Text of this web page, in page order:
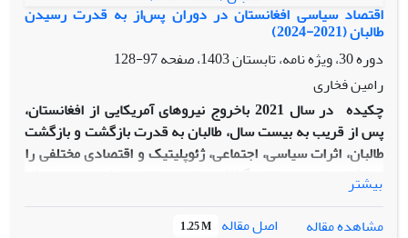
اقتصاد سیاسی افغانستان در دوران پس‌از به قدرت رسیدن
طالبان (2021-2024)
دوره 30، ویژه نامه، تابستان 1403، صفحه
97-128
رامین فخاری
چکیده در سال 2021 باخروج نیروهایآمریکایی از افغانستان،
پس‌از قریب به بیست سال، طالبان به قدرت بازگشت و بازگشت
طالبان، اثرات سیاسی، اجتماعی، ژئوپلیتیک و اقتصادی مختلفی را
بر افغانستان و منطقه گذاشته است. مقاله پیش رو به روش
توصیفی ـ تحلیلی و با جمع‌آوری و دسته‌بندی آثار کتابخانه‌ای و
تحلیل‌هایی که که قبلاً در این حوزه به رشته تحریر درآمده‌اند و
بیشتر
مشاهده مقاله
اصل مقاله 1.25 M